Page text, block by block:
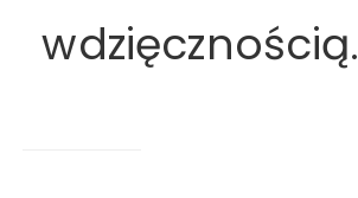
wdzięcznością.